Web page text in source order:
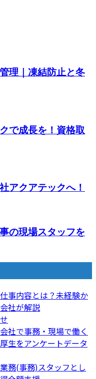
理｜凍結防止と冬
で成長を！資格取
アクアテックへ！
の現場スタッフを
事内容とは？未経験か
社が解説
社で事務・現場で働く
生をアンケートデータ
務(事務)スタッフとし